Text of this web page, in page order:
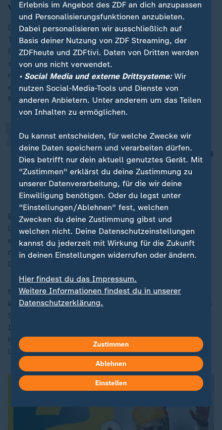
verändern wird
Das Handelsabkommen werde nach Einschätzung von
Tobias Scholz vor allem die wirtschaftlichen
Rahmenbedingungen zwischen beiden Partnern
spürbar verändern. Zentrale Folge seien deutlich
niedrigere Zölle in vielen Bereichen, wodurch
europäische Produkte leichter Zugang zum indischen
Markt erhielten.
Es gibt eine Senkung der Zölle und
der allgemeinen Handelsrestriktionen
in fast jedem Bereich.
„
Tobias Scholz
Besonders relevant sei das für die Bereiche Autos,
Luft- und Raumfahrt sowie Lebensmittel. Gleichzeitig
eröffne das Abkommen Indien neue Exportchancen
nach Europa, etwa bei Textilien, Schmuck oder
Dienstleistungen.
Nach Ansicht von Scholz gehe es dabei nicht nur um
konkrete Handelszahlen, sondern um ein strategisches
Signal: Indien werde für Europa "eine Alternative als
Investitionsstandort, als Produktionsstandort, als
Handelspartner" und trage so zur Diversifizierung von
Lieferketten bei.
Erlebnis im Angebot des ZDF an dich anzupassen
und Personalisierungsfunktionen anzubieten.
Dabei personalisieren wir ausschließlich auf
Basis deiner Nutzung von ZDF Streaming, der
ZDFheute und ZDFtivi. Daten von Dritten werden
von uns nicht verwendet.
• Social Media und externe Drittsysteme:Wir
nutzen Social-Media-Tools und Dienste von
anderen Anbietern. Unter anderem um das Teilen
von Inhalten zu ermöglichen.
Du kannst entscheiden, für welche Zwecke wir
deine Daten speichern und verarbeiten dürfen.
Dies betrifft nur dein aktuell genutztes Gerät. Mit
"Zustimmen" erklärst du deine Zustimmung zu
unserer Datenverarbeitung, für die wir deine
Einwilligung benötigen. Oder du legst unter
"Einstellungen/Ablehnen" fest, welchen
Zwecken du deine Zustimmung gibst und
welchen nicht. Deine Datenschutzeinstellungen
kannst du jederzeit mit Wirkung für die Zukunft
in deinen Einstellungen widerrufen oder ändern.
Hier findest du das Impressum.
Weitere Informationen findest du in unserer
Datenschutzerklärung.
Zustimmen
Ablehnen
Einstellen